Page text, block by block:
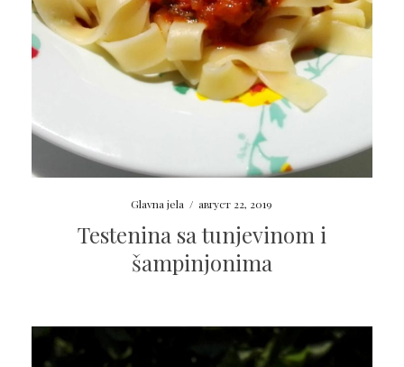
Glavna jela / август 22, 2019
Testenina sa tunjevinom i
šampinjonima